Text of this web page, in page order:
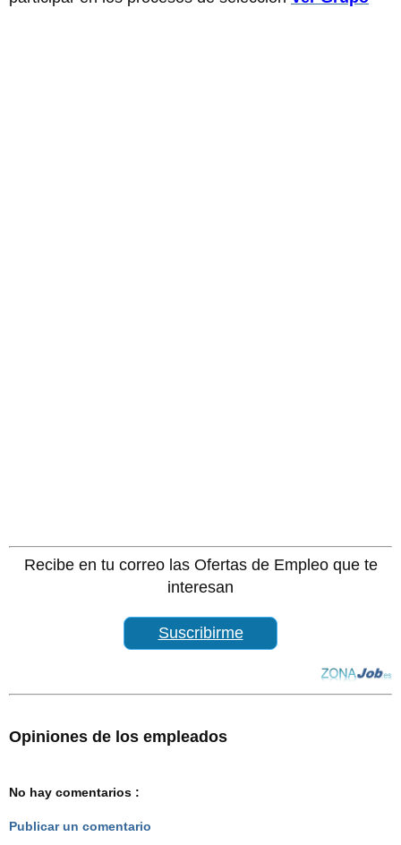
Recibe en tu correo las Ofertas de Empleo que te
interesan
Suscribirme
Opiniones de los empleados
No hay comentarios :
Publicar un comentario